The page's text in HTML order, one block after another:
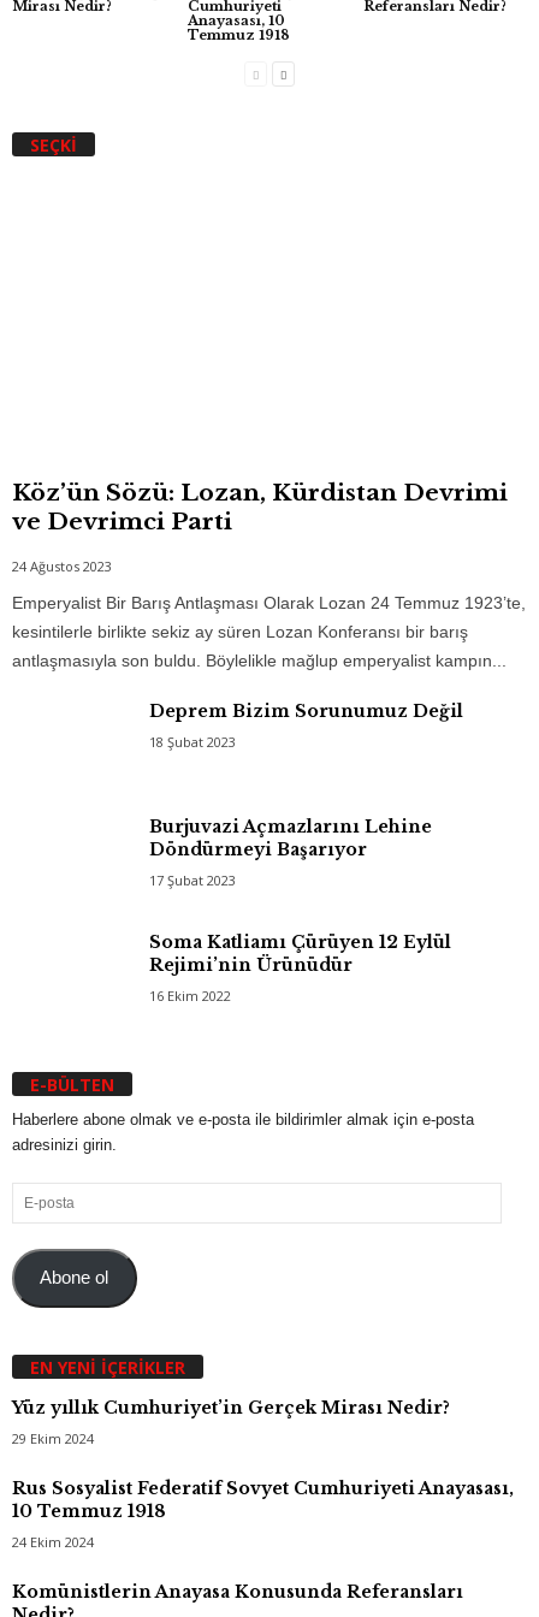
Mirası Nedir?
Cumhuriyeti
Anayasası, 10
Temmuz 1918
Referansları Nedir?
SEÇKI
Köz’ün Sözü: Lozan, Kürdistan Devrimi
ve Devrimci Parti
24 Ağustos 2023
Emperyalist Bir Barış Antlaşması Olarak Lozan 24 Temmuz 1923’te,
kesintilerle birlikte sekiz ay süren Lozan Konferansı bir barış
antlaşmasıyla son buldu. Böylelikle mağlup emperyalist kampın...
Deprem Bizim Sorunumuz Değil
18 Şubat 2023
Burjuvazi Açmazlarını Lehine
Döndürmeyi Başarıyor
17 Şubat 2023
Soma Katliamı Çürüyen 12 Eylül
Rejimi’nin Ürünüdür
16 Ekim 2022
E-BÜLTEN
Haberlere abone olmak ve e-posta ile bildirimler almak için e-posta
adresinizi girin.
E-
posta
Abone ol
EN YENI İÇERIKLER
Yüz yıllık Cumhuriyet’in Gerçek Mirası Nedir?
29 Ekim 2024
Rus Sosyalist Federatif Sovyet Cumhuriyeti Anayasası,
10 Temmuz 1918
24 Ekim 2024
Komünistlerin Anayasa Konusunda Referansları